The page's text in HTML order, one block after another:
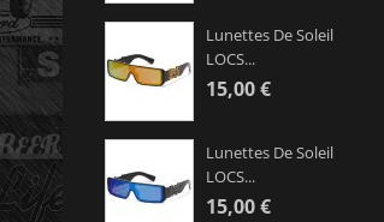
Lunettes De Soleil
LOCS...
15,00 €
Lunettes De Soleil
LOCS...
15,00 €